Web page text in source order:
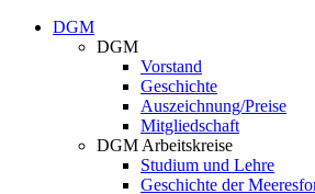
DGM
DGM
Vorstand
Geschichte
Auszeichnung/Preise
Mitgliedschaft
DGM Arbeitskreise
Studium und Lehre
Geschichte der